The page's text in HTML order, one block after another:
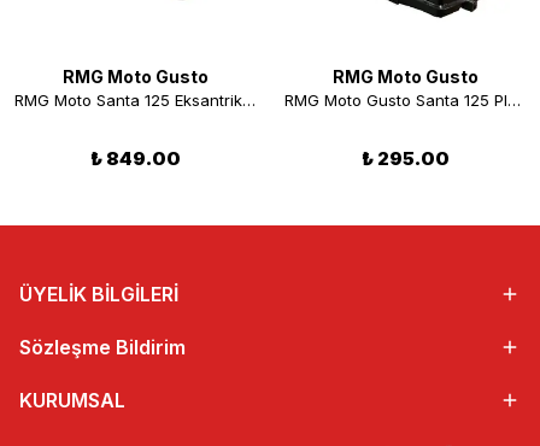
RMG Moto Gusto
RMG Moto Santa 125 Eksantrik Kam Mili
₺ 849.00
RMG Moto Gusto
RMG Moto Gusto Santa 125 Plastik Motor Kapağı
₺ 295.00
ÜYELİK BİLGİLERİ
Sözleşme Bildirim
KURUMSAL